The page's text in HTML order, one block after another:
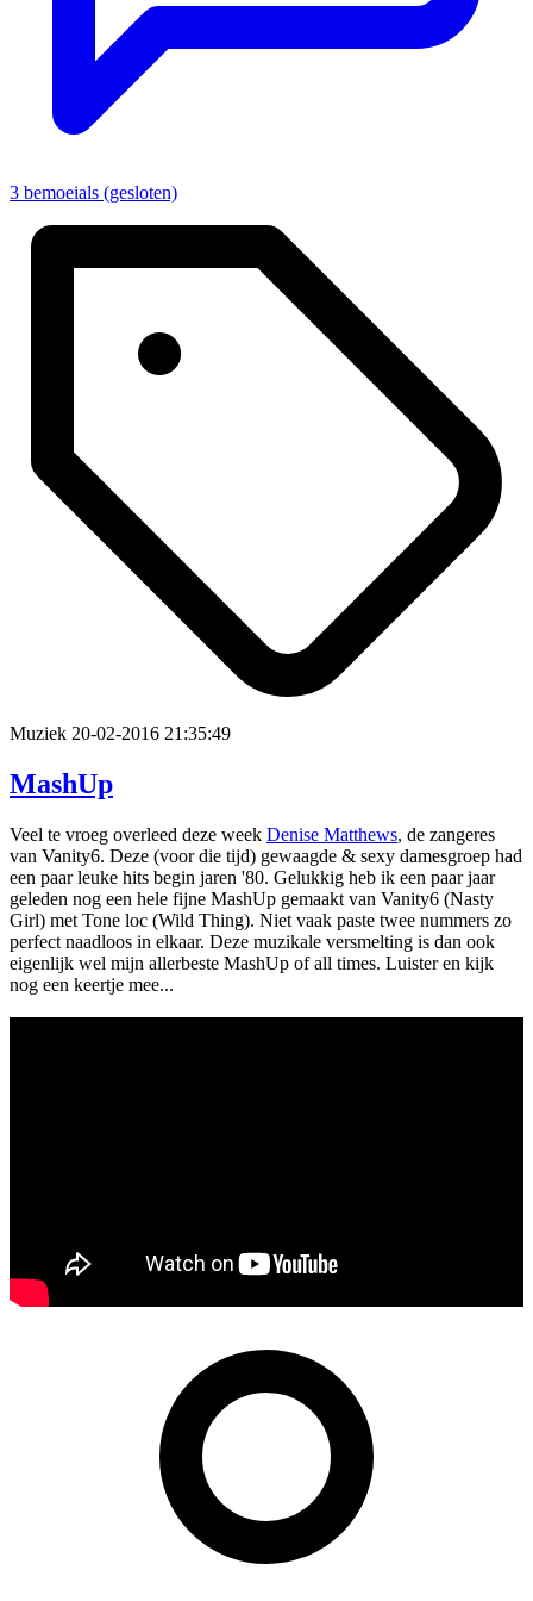
3 bemoeials (gesloten)
Muziek 20-02-2016 21:35:49
MashUp
Veel te vroeg overleed deze week Denise Matthews, de zangeres
van Vanity6. Deze (voor die tijd) gewaagde & sexy damesgroep had
een paar leuke hits begin jaren '80. Gelukkig heb ik een paar jaar
geleden nog een hele fijne MashUp gemaakt van Vanity6 (Nasty
Girl) met Tone loc (Wild Thing). Niet vaak paste twee nummers zo
perfect naadloos in elkaar. Deze muzikale versmelting is dan ook
eigenlijk wel mijn allerbeste MashUp of all times. Luister en kijk
nog een keertje mee...